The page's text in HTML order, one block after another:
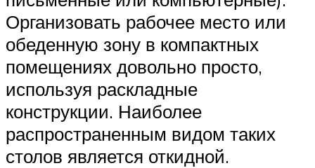
Организовать рабочее место или
обеденную зону в компактных
помещениях довольно просто,
используя раскладные
конструкции. Наиболее
распространенным видом таких
столов является откидной.